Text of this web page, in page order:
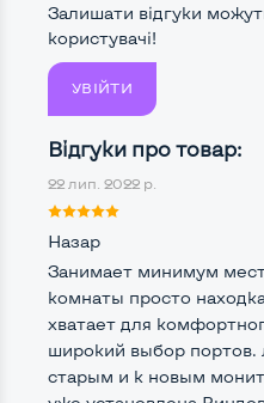
Жесткий диск
Можливості відеокарти:
Тип відеокарти
Відеопроцесор
Розмір відеопам'яті, Гб
Зручність користування:
Типорозмір корпусу
Залишати відгуки
користувачі!
УВІЙТИ
Відгуки про товар:
22 лип. 2022 р.
Назар
Занимает минимум
комнаты просто
хватает для
широкий выбор портов.
старым и к новым